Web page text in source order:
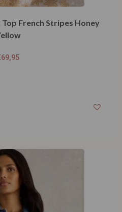
French Stripes Honey
69,95